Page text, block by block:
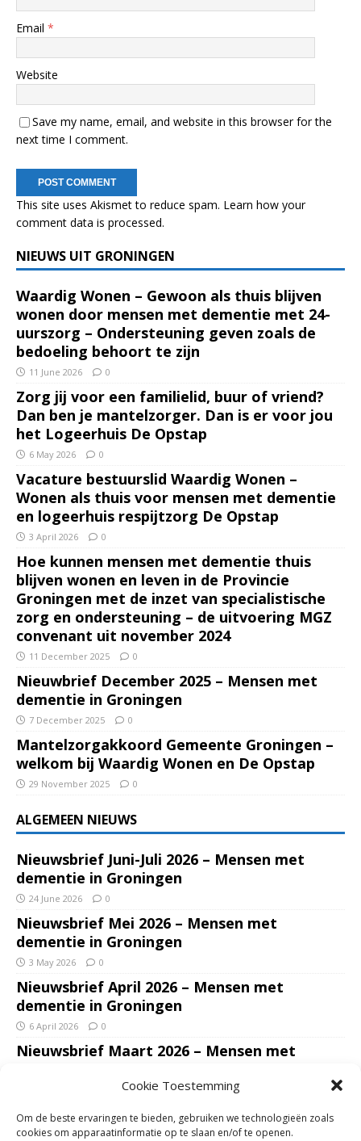
Cookie Toestemming
Om de beste ervaringen te bieden, gebruiken we technologieën zoals
cookies om apparaatinformatie op te slaan en/of te openen.
Email *
Website
Save my name, email, and website in this browser for the
next time I comment.
This site uses Akismet to reduce spam. Learn how your
comment data is processed.
NIEUWS UIT GRONINGEN
Waardig Wonen – Gewoon als thuis blijven
wonen door mensen met dementie met 24-
uurszorg – Ondersteuning geven zoals de
bedoeling behoort te zijn
11 June 2026 0
Zorg jij voor een familielid, buur of vriend?
Dan ben je mantelzorger. Dan is er voor jou
het Logeerhuis De Opstap
6 May 2026 0
Vacature bestuurslid Waardig Wonen –
Wonen als thuis voor mensen met dementie
en logeerhuis respijtzorg De Opstap
3 April 2026 0
Hoe kunnen mensen met dementie thuis
blijven wonen en leven in de Provincie
Groningen met de inzet van specialistische
zorg en ondersteuning – de uitvoering MGZ
convenant uit november 2024
11 December 2025 0
Nieuwbrief December 2025 – Mensen met
dementie in Groningen
7 December 2025 0
Mantelzorgakkoord Gemeente Groningen –
welkom bij Waardig Wonen en De Opstap
29 November 2025 0
ALGEMEEN NIEUWS
Nieuwsbrief Juni-Juli 2026 – Mensen met
dementie in Groningen
24 June 2026 0
Nieuwsbrief Mei 2026 – Mensen met
dementie in Groningen
3 May 2026 0
Nieuwsbrief April 2026 – Mensen met
dementie in Groningen
6 April 2026 0
Nieuwsbrief Maart 2026 – Mensen met
Nieuwsbrief Januari – Februari 2026 – Mensen
met dementie in Groningen